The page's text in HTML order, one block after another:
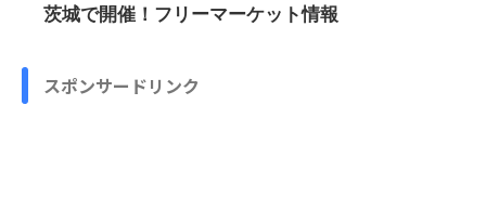
茨城で開催！フリーマーケット情報
スポンサードリンク